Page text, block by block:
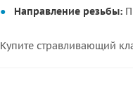
Направление резьбы:
Купите стравливающий